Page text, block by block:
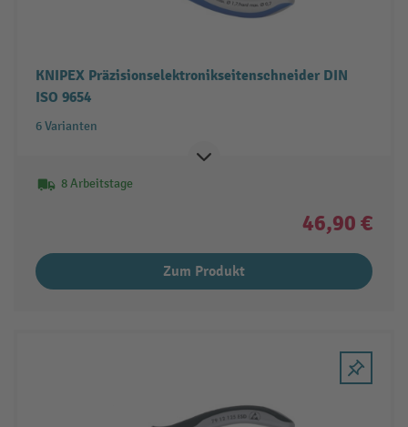
KNIPEX Präzisionselektronikseitenschneider DIN
ISO 9654
6 Varianten
8 Arbeitstage
46,90 €
Zum Produkt